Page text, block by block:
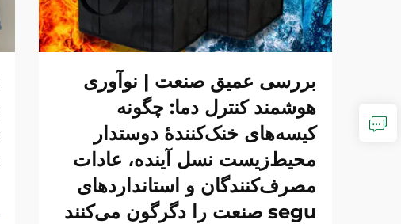
بررسی عمیق صنعت | نوآوری
هوشمند کنترل دما: چگونه
کیسه‌های خنک‌کنندهٔ دوستدار
محیط‌زیست نسل آینده، عادات
مصرف‌کنندگان و استانداردهای
segu صنعت را دگرگون می‌کنند